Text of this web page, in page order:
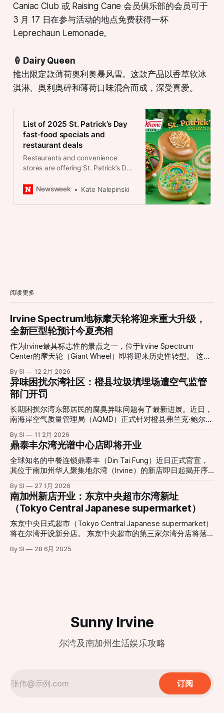
Caniac Club 或 Raising Cane 会员俱乐部的会员可于
3 月 17 日在参与活动的地点免费获得一杯
Leprechaun Lemonade。
🍦 Dairy Queen
推出限定款薄荷奥利奥暴风雪。这款产品以香草软冰
淇淋、奥利奥碎和薄荷口味混合而成，深受喜爱。
List of 2025 St. Patrick’s Day
fast-food specials and
restaurant deals
Restaurants and convenience
stores are offering St. Patrick’s Day
discounts and festive menu items.
Newsweek Kate Nalepinski
阅读更多
Irvine Spectrum地标摩天轮将迎来重大升级，
全新巨型轮预计今夏亮相
作为Irvine最具标志性的景点之一，位于Irvine Spectrum
Center的摩天轮（Giant Wheel）即将迎来历史性转型。 这座
景观视角和绚丽灯光吸引无数游客与居民，是当地社交活动与
城市夜景的重要组成部分。然而，在经历了多年运营之后，原
有设施已于2026年1月11日停止运营，并进入大规模更新改造
阶段。 根据项目官方消息，新一代巨型摩天轮正在紧张施工
中，并预定于今年夏季正式对外开放。届时，新摩天轮将在现
有基础上增加约23英尺（约7米）高度，整体设计更为现代
化，同时在灯光效果、乘坐舒适度和整体视野方面做出显著提
升。整合了更先进的可编程LED照明系统，新摩天轮能够演绎
更加丰富多变的灯光秀效果，为夜间游览提供更震撼体验。
项目负责人表示，这一重新设计的娱乐地标不仅是一次设施升
级，更是对整个中心景观与游客体验的重新构想。“新的摩天
轮将成为一个能激发更多记忆与故事的新起点，无论是家庭游
客、情侣约会还是节日庆典，都将成为他们新的集体回忆背
景。”该负责人指出。 随着更新工程的推进，这一城市地标即
将以全新姿态“回归天空”
By SI 12 2月 2026
异味困扰尔湾社区：橙县垃圾填埋场遭空气监管
部门开罚
长期困扰尔湾东部居民的腐臭异味问题有了最新进展。近日，
南海岸空气质量管理局（AQMD）正式针对橙县弗兰克·鲍尔曼
罚。这一举动回应了当地社区日益高涨的投诉声浪，也让城市
扩张与工业设施留存之间的矛盾再次成为焦点。 “无法打开的
窗户”：居民忍受度达极限 对于家住Portola Springs社区的居
民Monica Fonta来说，新鲜空气已经成为一种奢侈。她在受访
容，这种气味如同腐烂的垃圾在密闭空间内发酵，且在清晨、
深夜以及圣安娜风盛行时尤为刺鼻。 受影响的范围不仅限于
居住区。据悉，在距离填埋场数英里外的伍德伯里购物中心
（Woodbury Town Center）周边，也能时常闻到类似的酸腐
味。 历史遗留与城市化扩张的碰撞 鲍尔曼垃圾填埋场由橙县
政府所有并运营，自1990年起投入使用。填埋场负责人汤姆·
卡特里利斯（Tom Koutroulis）指出，该场址在30多年前建立
By SI 11 2月 2026
鼎泰丰尔湾光谱中心店即将开业
全球知名的中餐连锁鼎泰丰（Din Tai Fung）近日正式官宣，
其位于南加州华人聚集地尔湾（Irvine）的新店即日起揭开序
中心（Irvine Spectrum Center）迎来了又一重磅餐饮地标。
根据官方公布的信息，尔湾店将采取分阶段开业模式，为顾客
提供精致的用餐体验： * 试营业阶段 (Soft Opening)： 2月6
日至3月1日。此期间将采取预约制，目前已开放预订，旨在为
顾客提供更私密且高水准的先行体验。预约地址：
Opening)： 3月2日正式全面迎客。 现代化设计与经典美味的
By SI 27 1月 2026
南加州新店开业：东京中央超市尔湾新址
（Tokyo Central Japanese supermarket）
东京中央日式超市（Tokyo Central Japanese supermarket）
将在尔湾开设新分店。 东京中央超市的第三家尔湾分店将落
的日式商品，包括新鲜海产、熟食、美妆产品和厨具等。新店
By SI 28 6月 2025
Sunny Irvine
尔湾及南加州生活娱乐攻略
订阅